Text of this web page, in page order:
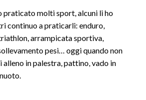
praticato molti sport, alcuni li ho
continuo a praticarli: enduro,
arrampicata sportiva,
pesi… oggi quando non
alleno in palestra, pattino, vado in